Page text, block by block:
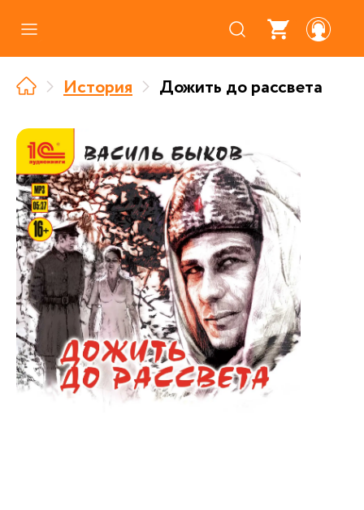
Где купить
Про аудиокниги
О нас
Партнерам
История Дожить до рассвета